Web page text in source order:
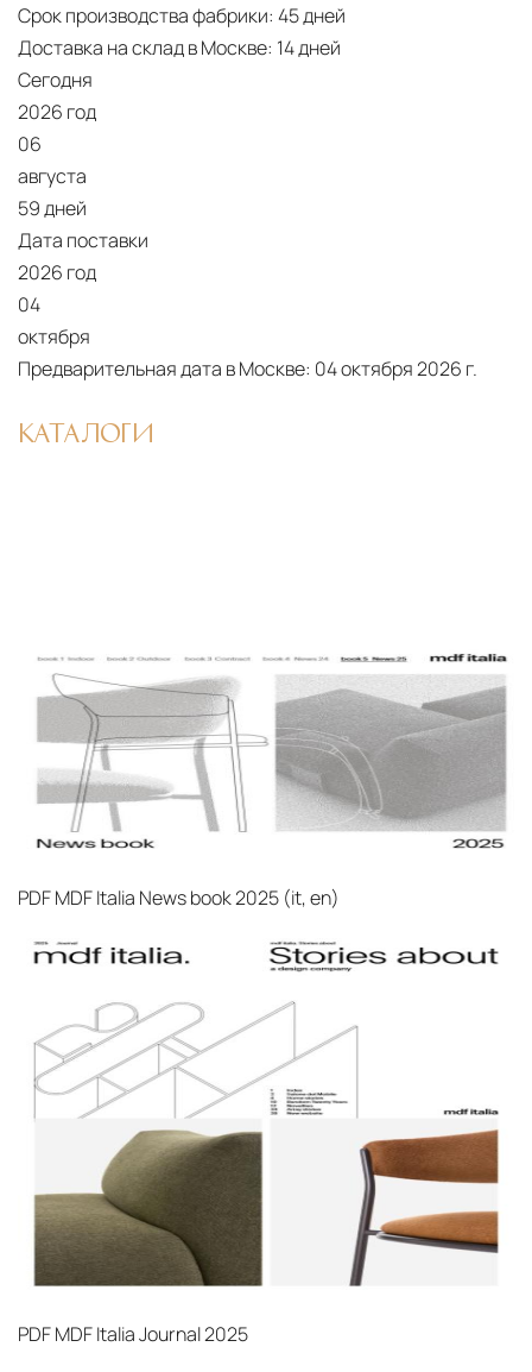
Срок производства фабрики: 45 дней
Доставка на склад в Москве: 14 дней
Сегодня
2026 год
06
августа
59 дней
Дата поставки
2026 год
04
октября
Предварительная дата в Москве: 04 октября 2026 г.
КАТАЛОГИ
PDFMDF Italia News book 2025 (it, en)‎
PDFMDF Italia Journal 2025